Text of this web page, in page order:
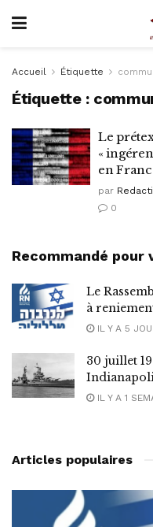
Accueil Étiquette
Étiquette :
Le
«
en
par
0
Recommandé pour
Le
à
IL Y A 5
30 juillet
IL Y A 1
Articles populaires